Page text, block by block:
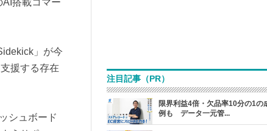
AI搭載コマー
」が今
援する存在
シュボード
注目記事（PR）
限界利益4倍・欠品率10分の1の
例も データ一元管...